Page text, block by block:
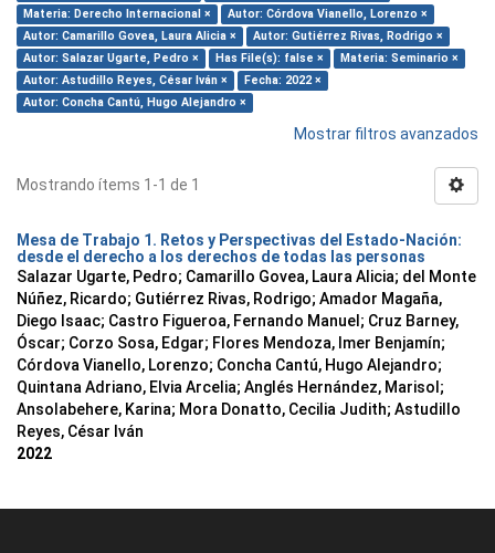
Materia: Derecho Internacional ×
Autor: Córdova Vianello, Lorenzo ×
Autor: Camarillo Govea, Laura Alicia ×
Autor: Gutiérrez Rivas, Rodrigo ×
Autor: Salazar Ugarte, Pedro ×
Has File(s): false ×
Materia: Seminario ×
Autor: Astudillo Reyes, César Iván ×
Fecha: 2022 ×
Autor: Concha Cantú, Hugo Alejandro ×
Mostrar filtros avanzados
Mostrando ítems 1-1 de 1
Mesa de Trabajo 1. Retos y Perspectivas del Estado-Nación:
desde el derecho a los derechos de todas las personas
Salazar Ugarte, Pedro; Camarillo Govea, Laura Alicia; del Monte
Núñez, Ricardo; Gutiérrez Rivas, Rodrigo; Amador Magaña,
Diego Isaac; Castro Figueroa, Fernando Manuel ; Cruz Barney,
Óscar; Corzo Sosa, Edgar; Flores Mendoza, Imer Benjamín;
Córdova Vianello, Lorenzo; Concha Cantú, Hugo Alejandro;
Quintana Adriano, Elvia Arcelia; Anglés Hernández, Marisol ;
Ansolabehere, Karina; Mora Donatto, Cecilia Judith; Astudillo
Reyes, César Iván
2022